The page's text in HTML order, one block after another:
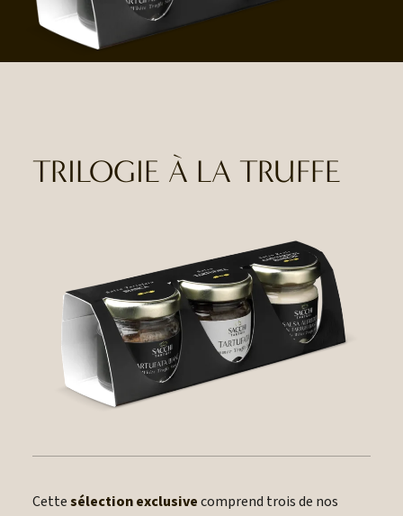
REJOIGNEZ NOUS
TRILOGIE À LA TRUFFE
Cettesélection exclusivecomprend trois de nos